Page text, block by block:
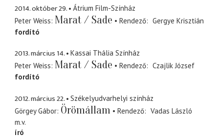
2014. október 29.
Átrium Film-Színház
Peter Weiss Marat / Sade Rendező
Gergye Krisztián
fordító
2013. március 14.
Kassai Thália Színház
Peter Weiss Marat / Sade Rendező
Czajlik József
fordító
2012. március 22.
Székelyudvarhelyi színház
Görgey Gábor Örömállam Rendező
Vadas László
m.v.
író